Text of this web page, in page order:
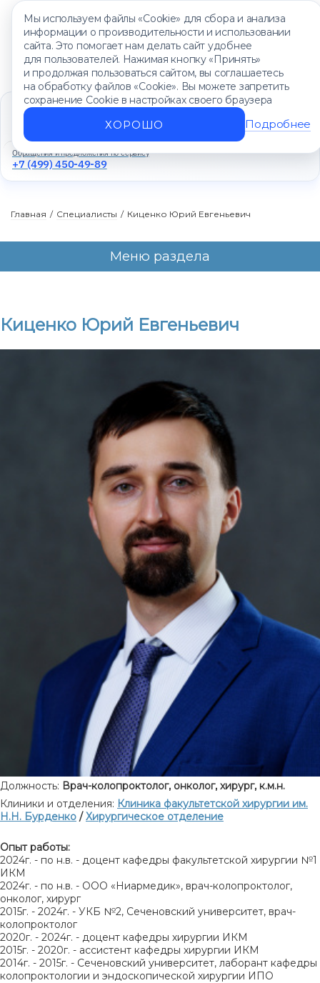
Мы используем файлы «Cookie» для сбора и анализа
информации о производительности и использовании
сайта. Это помогает нам делать сайт удобнее
для пользователей. Нажимая кнопку «Принять»
и продолжая пользоваться сайтом, вы соглашаетесь
на обработку файлов «Cookie». Вы можете запретить
сохранение Cookie в настройках своего браузера
ХОРОШО Подробнее
Единый контакт-центр
+7 (499) 450-88-89
Ежедневно с 8:00 до 20:00
Обращения и предложения по сервису
+7 (499) 450-49-89
Главная / Специалисты / Киценко Юрий Евгеньевич
Киценко Юрий Евгеньевич
Должность: Врач-колопроктолог, онколог, хирург, к.м.н.
Клиники и отделения: Клиника факультетской хирургии им.
Н.Н. Бурденко /Хирургическое отделение
Опыт работы:
2024г. - по н.в. - доцент кафедры факультетской хирургии №1
ИКМ
2024г. - по н.в. - ООО «Ниармедик», врач-колопроктолог,
онколог, хирург
2015г. - 2024г. - УКБ №2, Сеченовский университет, врач-
колопроктолог
2020г. - 2024г. - доцент кафедры хирургии ИКМ
2015г. - 2020г. - ассистент кафедры хирургии ИКМ
2014г. - 2015г. - Сеченовский университет, лаборант кафедры
колопроктологии и эндоскопической хирургии ИПО
Меню раздела